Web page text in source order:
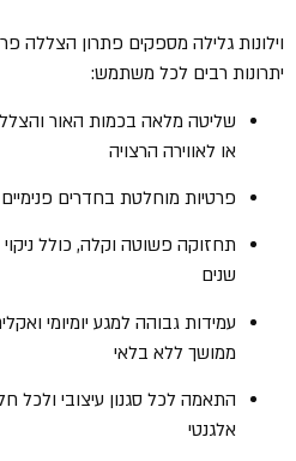
וילונות גלילה מספקים פתרון הצללה
יתרונות רבים לכל משתמש:
שליטה מלאה בכמות האור
או לאווירה הרצויה
פרטיות מוחלטת בחדרים
תחזוקה פשוטה וקלה, כולל
שנים
עמידות גבוהה למגע יומיומי
ממושך ללא בלאי
התאמה לכל סגנון עיצובי ולכל
אלגנטי